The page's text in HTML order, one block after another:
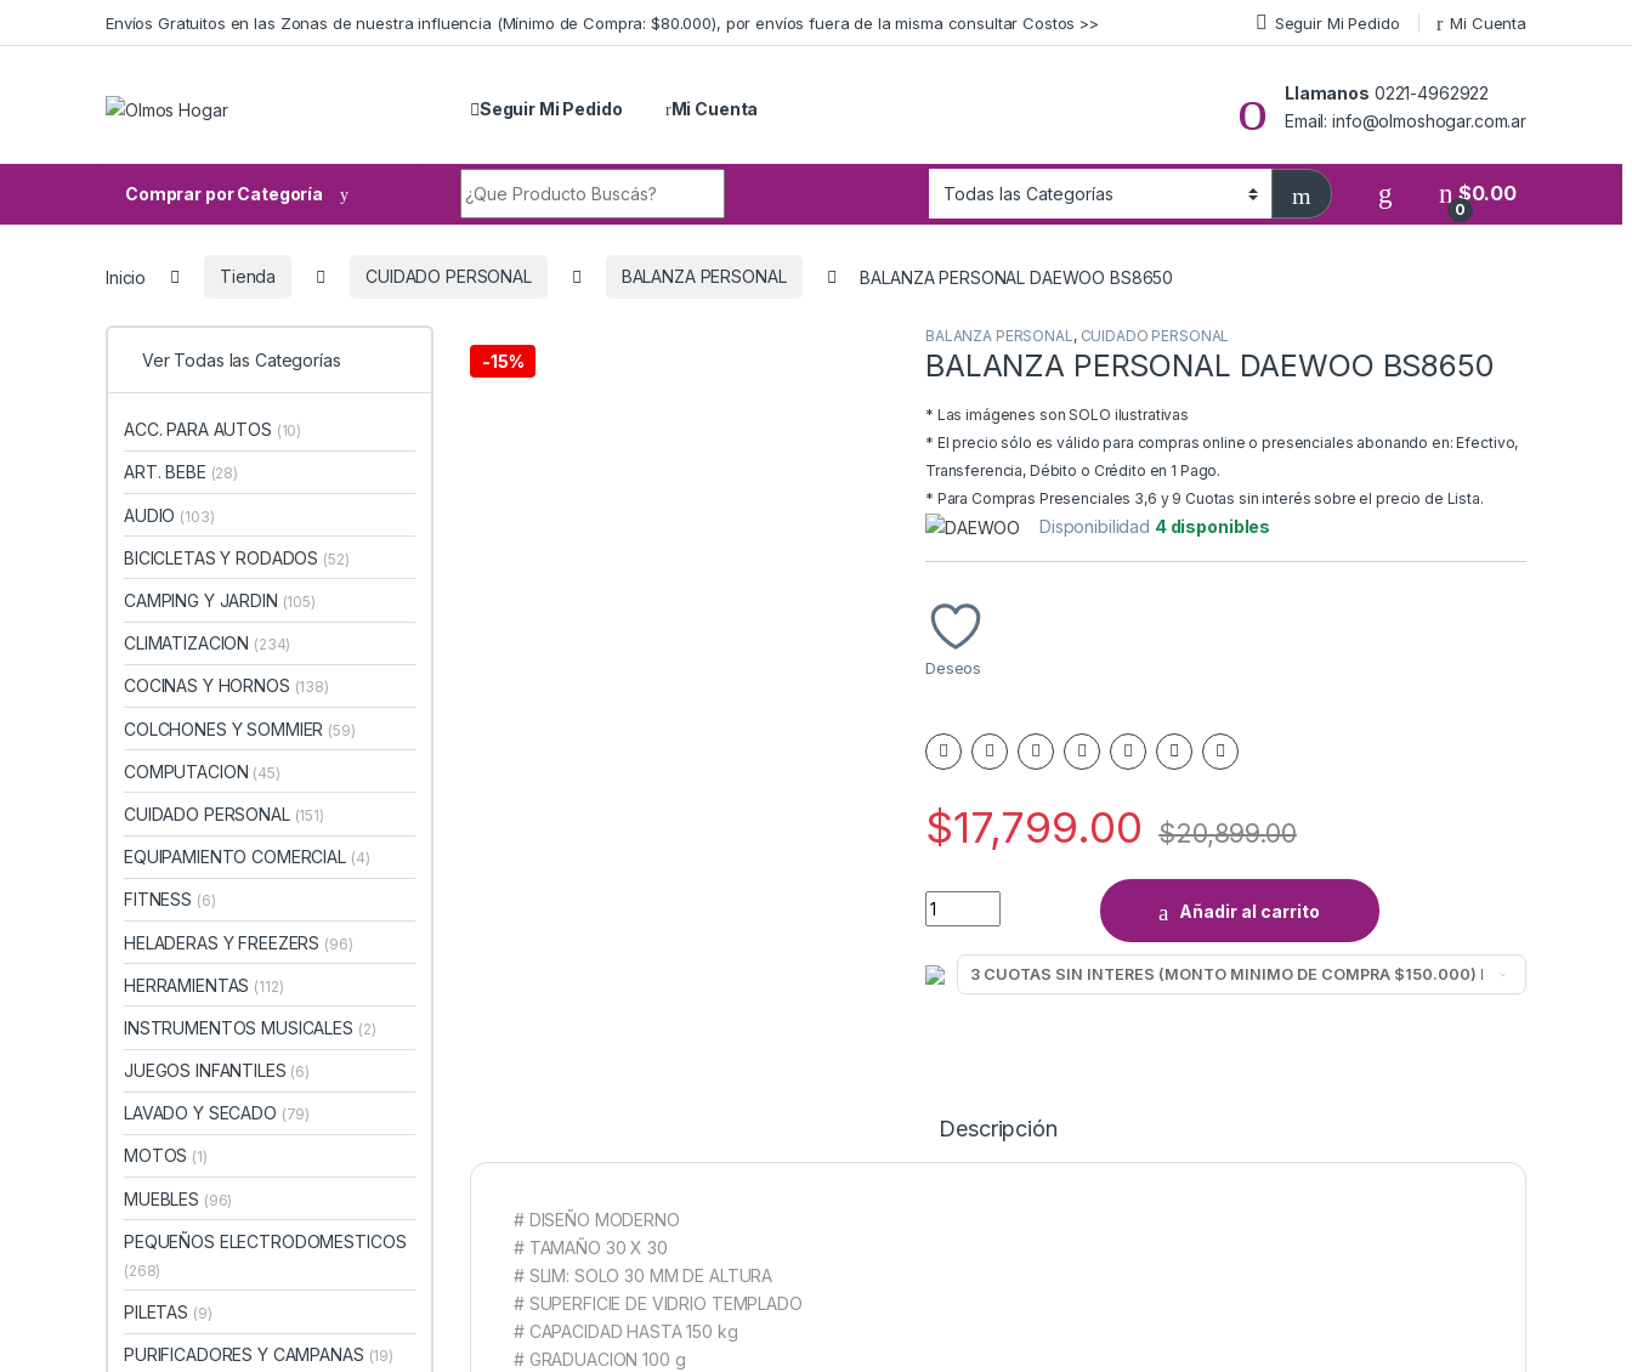
Skip to navigationEnvíos Gratuitos en las Zonas de nuestra influencia (Mínimo de Compra: $80.000), por envíos fuera de la misma consultar Costos >> Seguir Mi Pedido Mi Cuenta
Seguir Mi Pedido Mi Cuenta
Llamanos 0221-4962922
Email: info@olmoshogar.com.ar
Comprar por Categoría
0
$0.00
Inicio Tienda CUIDADO PERSONAL BALANZA PERSONAL BALANZA PERSONAL DAEWOO BS8650
-15%
BALANZA PERSONAL, CUIDADO PERSONAL
BALANZA PERSONAL DAEWOO BS8650
* Las imágenes son SOLO ilustrativas
* El precio sólo es válido para compras online o presenciales abonando en: Efectivo,
Transferencia, Débito o Crédito en 1 Pago.
* Para Compras Presenciales 3,6 y 9 Cuotas sin interés sobre el precio de Lista.
Disponibilidad 4 disponibles
Deseos
$17,799.00 $20,899.00
BALANZA PERSONAL DAEWOO BS8650 quantity
Añadir al carrito
Descripción
# DISEÑO MODERNO
# TAMAÑO 30 X 30
# SLIM: SOLO 30 MM DE ALTURA
# SUPERFICIE DE VIDRIO TEMPLADO
# CAPACIDAD HASTA 150 kg
# GRADUACION 100 g
Ver Todas las Categorías
ACC. PARA AUTOS (10)
ART. BEBE (28)
AUDIO (103)
BICICLETAS Y RODADOS (52)
CAMPING Y JARDIN (105)
CLIMATIZACION (234)
COCINAS Y HORNOS (138)
COLCHONES Y SOMMIER (59)
COMPUTACION (45)
CUIDADO PERSONAL (151)
EQUIPAMIENTO COMERCIAL (4)
FITNESS (6)
HELADERAS Y FREEZERS (96)
HERRAMIENTAS (112)
INSTRUMENTOS MUSICALES (2)
JUEGOS INFANTILES (6)
LAVADO Y SECADO (79)
MOTOS (1)
MUEBLES (96)
PEQUEÑOS ELECTRODOMESTICOS
(268)
PILETAS (9)
PURIFICADORES Y CAMPANAS (19)